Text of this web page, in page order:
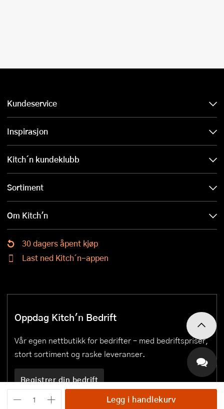
Legg i handlekurv
Kundeservice
Inspirasjon
Kitch´n kundeklubb
Sortiment
Om Kitch'n
30 dagers åpent kjøp
Last ned Kitch´n-appen
Oppdag Kitch'n Bedrift
Vår egen nettbutikk for bedrifter – med bedriftspriser,
stort sortiment og raske leveranser.
Registrer din bedrift